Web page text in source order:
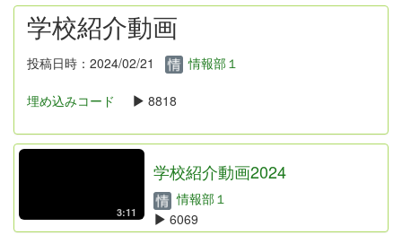
学校紹介動画
投稿日時：2024/02/21 情報部１
埋め込みコード 8818
3:11
学校紹介動画2024
情報部１
6069